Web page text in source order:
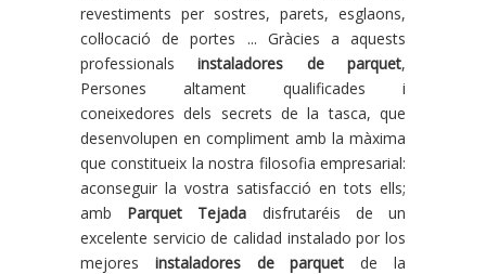
revestiments per sostres, parets, esglaons,
col·locació de portes ... Gràcies a aquests
professionalsinstaladores de parquet,
Persones altament qualificades i
coneixedores dels secrets de la tasca, que
desenvolupen en compliment amb la màxima
que constitueix la nostra filosofia empresarial:
aconseguir la vostra satisfacció en tots ells;
amb Parquet Tejada disfrutaréis de un
excelente servicio de calidad instalado por los
mejores instaladores de parquet de la